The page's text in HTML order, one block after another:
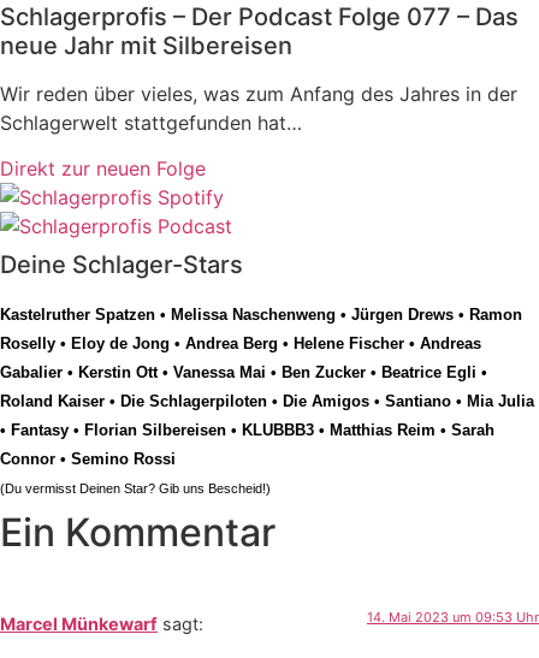
Schlagerprofis – Der Podcast Folge 077 – Das
neue Jahr mit Silbereisen
Wir reden über vieles, was zum Anfang des Jahres in der
Schlagerwelt stattgefunden hat…
Direkt zur neuen Folge
Deine Schlager-Stars
Kastelruther Spatzen • Melissa Naschenweng • Jürgen Drews • Ramon
Roselly • Eloy de Jong • Andrea Berg • Helene Fischer • Andreas
Gabalier • Kerstin Ott• Vanessa Mai • Ben Zucker • Beatrice Egli •
Roland Kaiser • Die Schlagerpiloten • Die Amigos • Santiano • Mia Julia
• Fantasy • Florian Silbereisen • KLUBBB3 • Matthias Reim • Sarah
Connor • Semino Rossi
(Du vermisst Deinen Star? Gib uns Bescheid!)
Ein Kommentar
Marcel Münkewarf sagt: 14. Mai 2023 um 09:53 Uhr